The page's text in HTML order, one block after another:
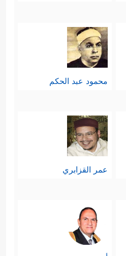
محمود عبد الحكم
عمر القزابري